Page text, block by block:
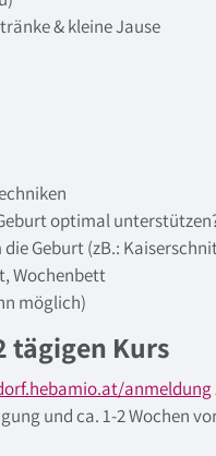
& kleine Jause
optimal
Geburt (zB.:
Wochenbett
möglich)
tägigen Kurs
anmeldung
und ca. 1-2 Wochen